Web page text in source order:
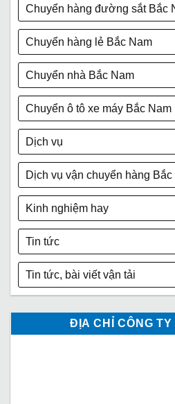
Chuyển hàng đường sắt Bắc
Chuyển hàng lẻ Bắc Nam
Chuyển nhà Bắc Nam
Chuyển ô tô xe máy Bắc Nam
Dịch vụ
Dịch vụ vận chuyển hàng Bắc
Kinh nghiệm hay
Tin tức
Tin tức, bài viết vận tải
ĐỊA CHỈ CÔNG TY